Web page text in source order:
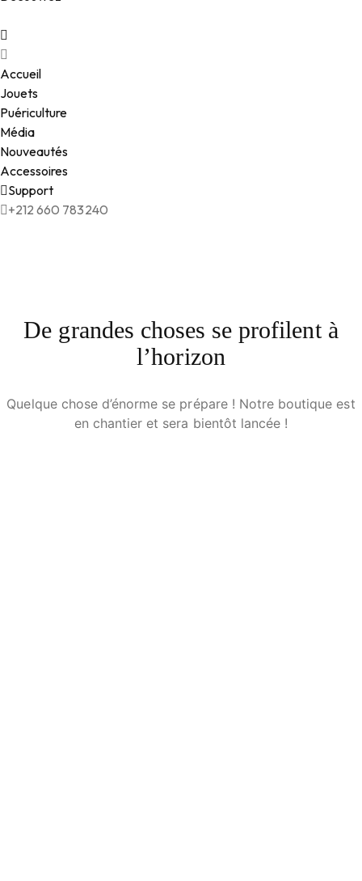
Accueil
Jouets
Puériculture
Média
Nouveautés
Accessoires
Support
+212 660 783240
De grandes choses se profilent à
l’horizon
Quelque chose d’énorme se prépare ! Notre boutique est
en chantier et sera bientôt lancée !